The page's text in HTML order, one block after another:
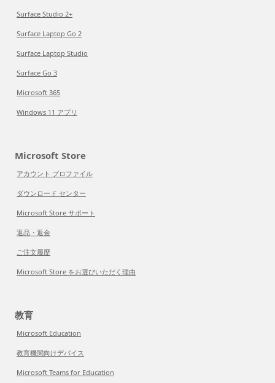
Surface Studio 2+
Surface Laptop Go 2
Surface Laptop Studio
Surface Go 3
Microsoft 365
Windows 11 アプリ
Microsoft Store
アカウント プロファイル
ダウンロード センター
Microsoft Store サポート
返品・返金
ご注文履歴
Microsoft Store をお選びいただく理由
教育
Microsoft Education
教育機関向けデバイス
Microsoft Teams for Education